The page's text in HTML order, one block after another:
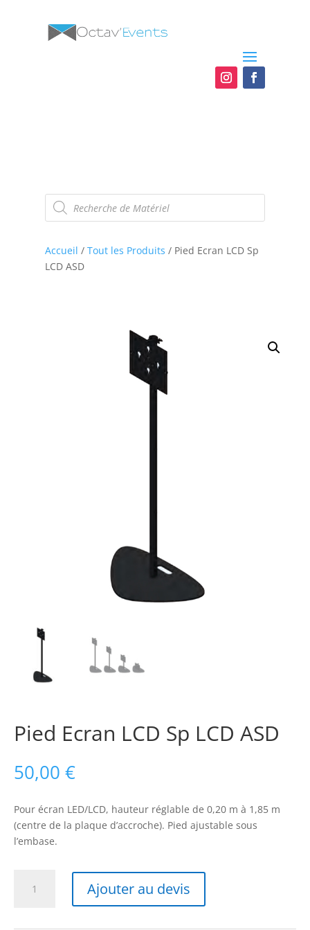
Recherche
de
produits
Accueil / Tout les Produits / Pied Ecran LCD Sp
LCD ASD
Pied Ecran LCD Sp LCD ASD
50,00 €
Pour écran LED/LCD, hauteur réglable de 0,20 m à 1,85 m
(centre de la plaque d’accroche). Pied ajustable sous
l’embase.
Ajouter au devis